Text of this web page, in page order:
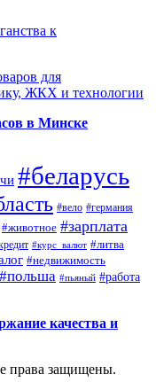
к
для
ЖКХ и технологии
в Минске
#беларусь
#вело #германия
#животное #зарплата
#курс_валют #литва
#недвижимость
#польша #пьяный #работа
качества и
права защищены.